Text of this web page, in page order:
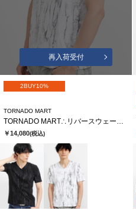
再入荷受付
2BUY10%
TORNADO MART
TORNADO MART∴リバースウェーブシームVネック半袖カットソー
￥14,080(税込)